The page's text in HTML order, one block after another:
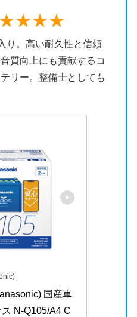
り。高い耐久性と信頼
質向上にも貢献するコ
リー。整備士としても
国産車
N-Q105/A4 C